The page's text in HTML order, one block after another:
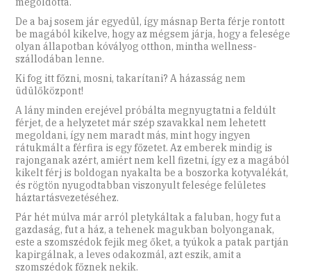
De a baj sosem jár egyedül, így másnap Berta férje rontott
be magából kikelve, hogy az mégsem járja, hogy a felesége
olyan állapotban kóvályog otthon, mintha wellness-
szállodában lenne.
Ki fog itt főzni, mosni, takarítani? A házasság nem
üdülőközpont!
A lány minden erejével próbálta megnyugtatni a feldúlt
férjet, de a helyzetet már szép szavakkal nem lehetett
megoldani, így nem maradt más, mint hogy ingyen
rátukmált a férfira is egy főzetet. Az emberek mindig is
rajonganak azért, amiért nem kell fizetni, így ez a magából
kikelt férj is boldogan nyakalta be a boszorka kotyvalékát,
és rögtön nyugodtabban viszonyult felesége felületes
háztartásvezetéséhez.
Pár hét múlva már arról pletykáltak a faluban, hogy fut a
gazdaság, fut a ház, a tehenek magukban bolyonganak,
este a szomszédok fejik meg őket, a tyúkok a patak partján
kapirgálnak, a leves odakozmál, azt eszik, amit a
szomszédok főznek nekik.